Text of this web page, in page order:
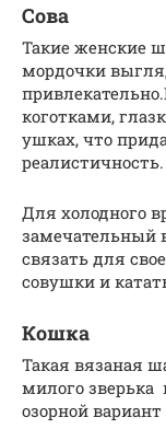
Сова
Такие женские
мордочки
коготками,
ушках, что
реалистичность.
Для холодного
замечательный
связать для
совушки и
Кошка
Такая вязаная
милого зверька
озорной